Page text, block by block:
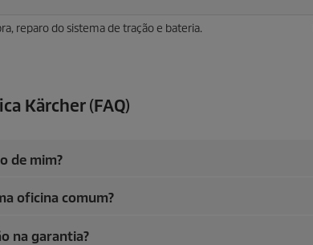
reparo do sistema de tração e bateria.
Kärcher (FAQ)
de mim?
oficina comum?
na garantia?